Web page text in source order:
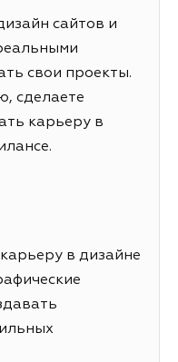
сайтов и
свои проекты.
сделаете
карьеру в
карьеру в дизайне